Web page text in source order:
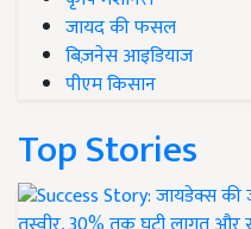
जायद की फसल
बिज़नेस आइडियाज
पीएम किसान
Top Stories